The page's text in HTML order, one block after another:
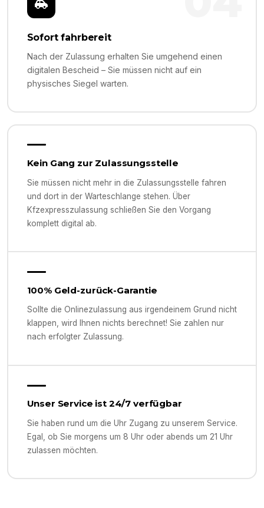
Sofort fahrbereit
Nach der Zulassung erhalten Sie umgehend einen
digitalen Bescheid – Sie müssen nicht auf ein
physisches Siegel warten.
Kein Gang zur Zulassungsstelle
Sie müssen nicht mehr in die Zulassungsstelle fahren
und dort in der Warteschlange stehen. Über
Kfzexpresszulassung schließen Sie den Vorgang
komplett digital ab.
100% Geld-zurück-Garantie
Sollte die Onlinezulassung aus irgendeinem Grund nicht
klappen, wird Ihnen nichts berechnet! Sie zahlen nur
nach erfolgter Zulassung.
Unser Service ist 24/7 verfügbar
Sie haben rund um die Uhr Zugang zu unserem Service.
Egal, ob Sie morgens um 8 Uhr oder abends um 21 Uhr
zulassen möchten.